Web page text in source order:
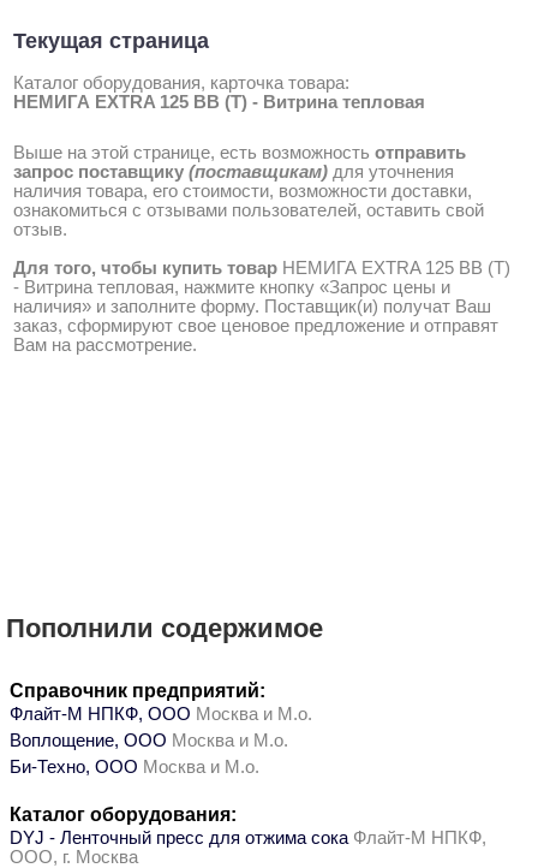
Текущая страница
Каталог оборудования, карточка товара:
НЕМИГА EXTRA 125 ВВ (Т) - Витрина тепловая
Выше на этой странице, есть возможность отправить
запрос поставщику (поставщикам) для уточнения
наличия товара, его стоимости, возможности доставки,
ознакомиться с отзывами пользователей, оставить свой
отзыв.
Для того, чтобы купить товар НЕМИГА EXTRA 125 ВВ (Т)
- Витрина тепловая, нажмите кнопку «Запрос цены и
наличия» и заполните форму. Поставщик(и) получат Ваш
заказ, сформируют свое ценовое предложение и отправят
Вам на рассмотрение.
Пополнили содержимое
Справочник предприятий:
Флайт-М НПКФ, ООО Москва и М.о.
Воплощение, ООО Москва и М.о.
Би-Техно, ООО Москва и М.о.
Каталог оборудования:
DYJ - Ленточный пресс для отжима сока Флайт-М НПКФ,
ООО, г. Москва